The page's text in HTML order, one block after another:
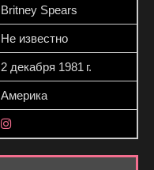
Britney Spears
Не известно
2 декабря 1981 г.
Америка